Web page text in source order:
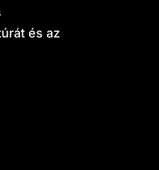
és az